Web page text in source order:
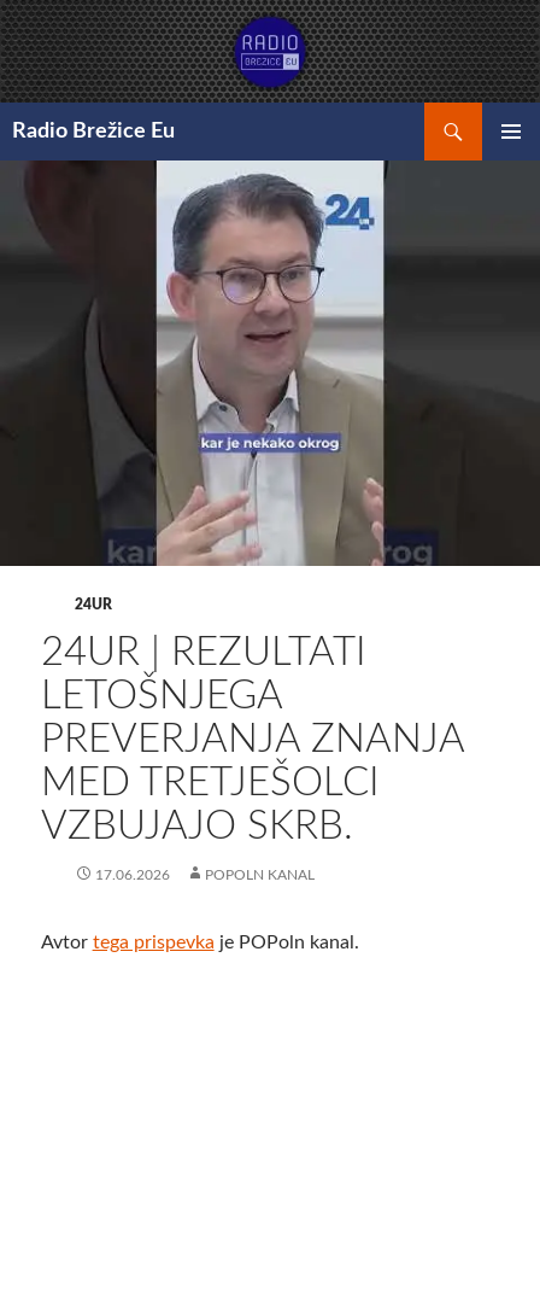
Preskoči
na
vsebino
Radio Brežice Eu
24UR
24UR | REZULTATI
LETOŠNJEGA
PREVERJANJA ZNANJA
MED TRETJEŠOLCI
VZBUJAJO SKRB.
17.06.2026 POPOLN KANAL
Avtor tega prispevka je POPoln kanal.